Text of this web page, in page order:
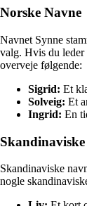
Norske Navne
Navnet Synne
valg. Hvis du leder
overveje følgende:
Sigrid: Et
Solveig: Et
Ingrid: En
Skandinaviske
nogle